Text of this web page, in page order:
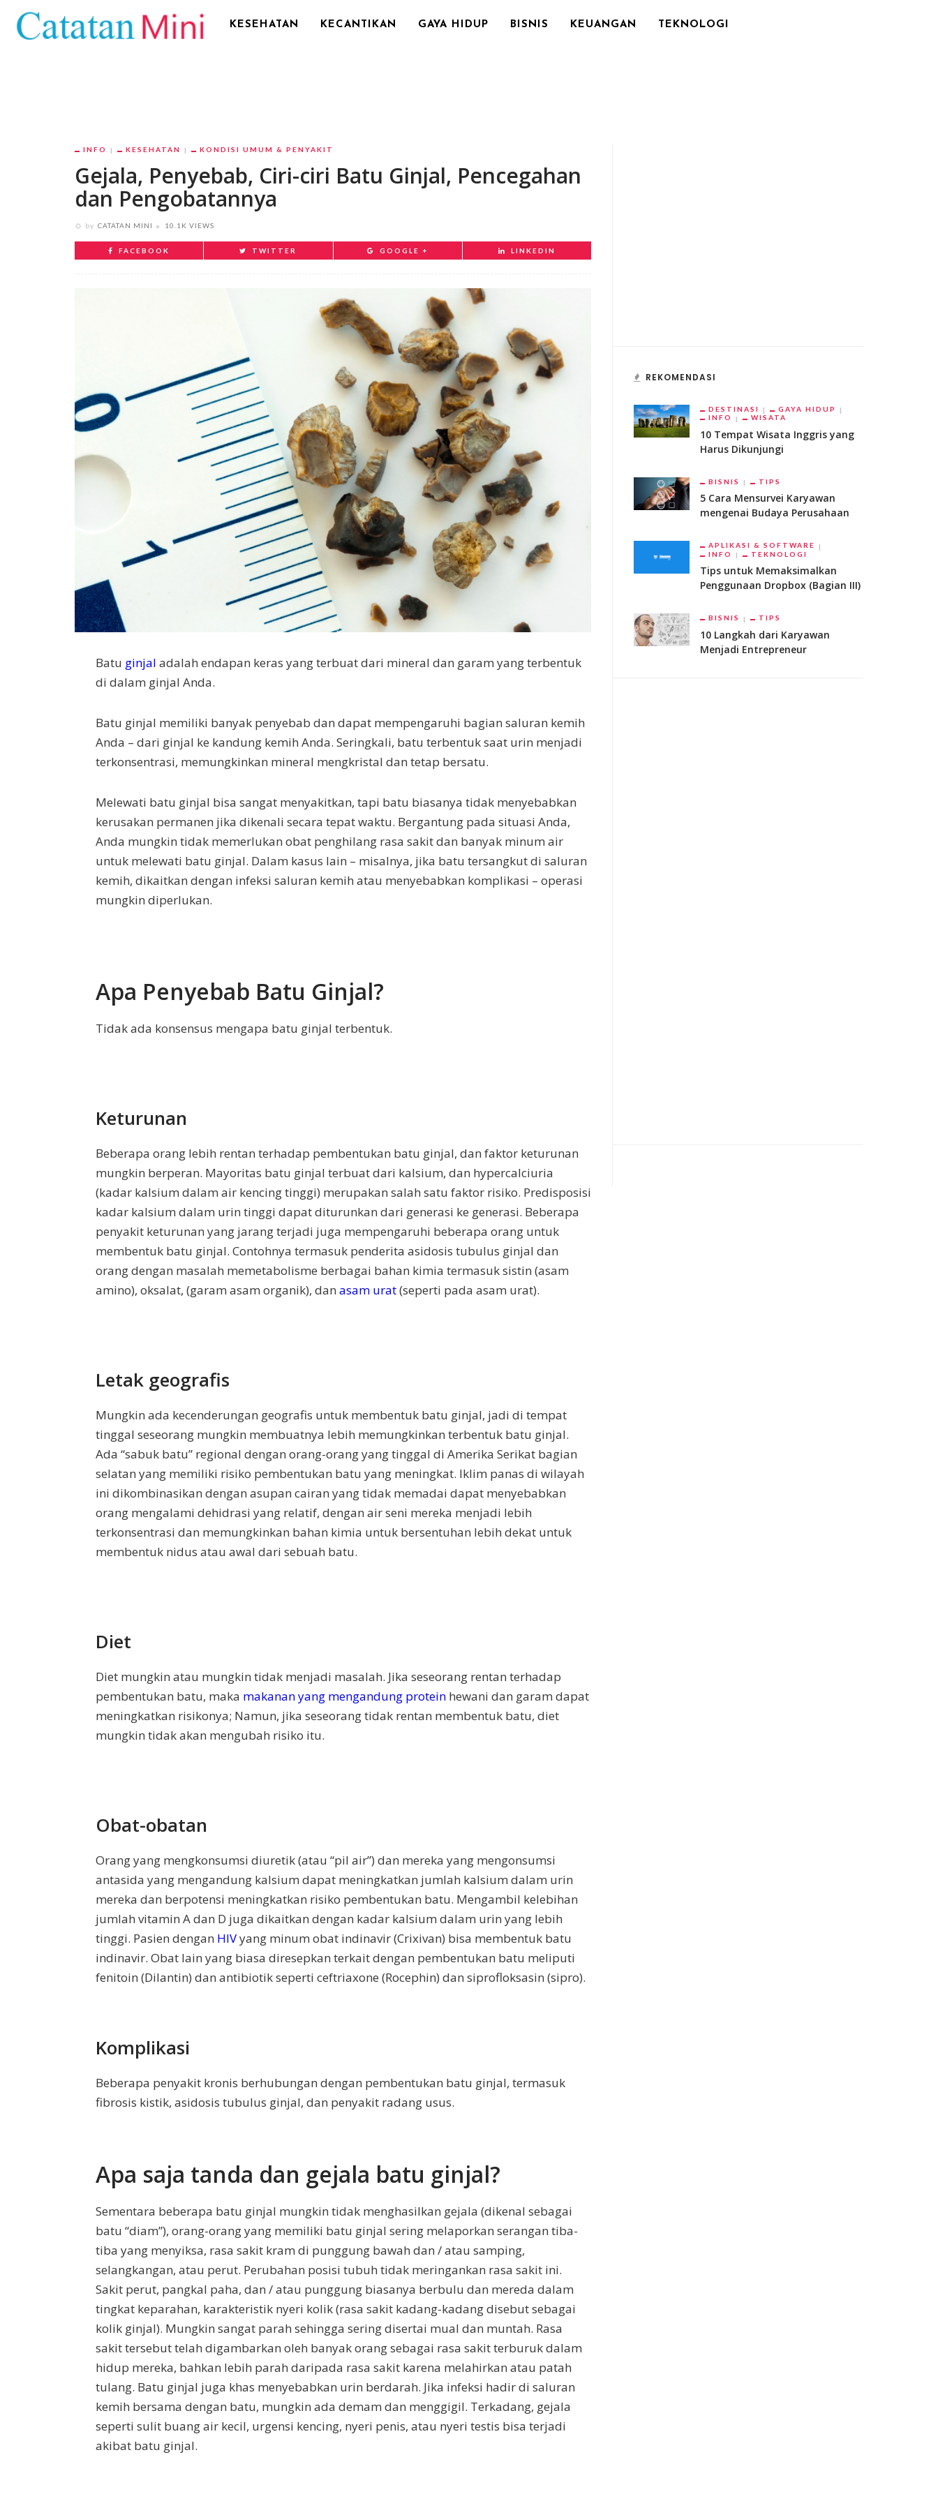
KESEHATAN KECANTIKAN GAYA HIDUP BISNIS KEUANGAN TEKNOLOGI
INFO KESEHATAN KONDISI UMUM & PENYAKIT
Gejala, Penyebab, Ciri-ciri Batu Ginjal, Pencegahan
dan Pengobatannya
by CATATAN MINI 10.1K VIEWS
FACEBOOK TWITTER GOOGLE + LINKEDIN
Batu ginjal adalah endapan keras yang terbuat dari mineral dan garam yang terbentuk
di dalam ginjal Anda.
Batu ginjal memiliki banyak penyebab dan dapat mempengaruhi bagian saluran kemih
Anda – dari ginjal ke kandung kemih Anda. Seringkali, batu terbentuk saat urin menjadi
terkonsentrasi, memungkinkan mineral mengkristal dan tetap bersatu.
Melewati batu ginjal bisa sangat menyakitkan, tapi batu biasanya tidak menyebabkan
kerusakan permanen jika dikenali secara tepat waktu. Bergantung pada situasi Anda,
Anda mungkin tidak memerlukan obat penghilang rasa sakit dan banyak minum air
untuk melewati batu ginjal. Dalam kasus lain – misalnya, jika batu tersangkut di saluran
kemih, dikaitkan dengan infeksi saluran kemih atau menyebabkan komplikasi – operasi
mungkin diperlukan.
Apa Penyebab Batu Ginjal?
Tidak ada konsensus mengapa batu ginjal terbentuk.
Keturunan
Beberapa orang lebih rentan terhadap pembentukan batu ginjal, dan faktor keturunan
mungkin berperan. Mayoritas batu ginjal terbuat dari kalsium, dan hypercalciuria
(kadar kalsium dalam air kencing tinggi) merupakan salah satu faktor risiko. Predisposisi
kadar kalsium dalam urin tinggi dapat diturunkan dari generasi ke generasi. Beberapa
penyakit keturunan yang jarang terjadi juga mempengaruhi beberapa orang untuk
membentuk batu ginjal. Contohnya termasuk penderita asidosis tubulus ginjal dan
orang dengan masalah memetabolisme berbagai bahan kimia termasuk sistin (asam
amino), oksalat, (garam asam organik), dan asam urat(seperti pada asam urat).
Letak geografis
Mungkin ada kecenderungan geografis untuk membentuk batu ginjal, jadi di tempat
tinggal seseorang mungkin membuatnya lebih memungkinkan terbentuk batu ginjal.
Ada “sabuk batu” regional dengan orang-orang yang tinggal di Amerika Serikat bagian
selatan yang memiliki risiko pembentukan batu yang meningkat. Iklim panas di wilayah
ini dikombinasikan dengan asupan cairan yang tidak memadai dapat menyebabkan
orang mengalami dehidrasi yang relatif, dengan air seni mereka menjadi lebih
terkonsentrasi dan memungkinkan bahan kimia untuk bersentuhan lebih dekat untuk
membentuk nidus atau awal dari sebuah batu.
Diet
Diet mungkin atau mungkin tidak menjadi masalah. Jika seseorang rentan terhadap
pembentukan batu, maka makanan yang mengandung protein hewani dan garam dapat
meningkatkan risikonya; Namun, jika seseorang tidak rentan membentuk batu, diet
mungkin tidak akan mengubah risiko itu.
Obat-obatan
Orang yang mengkonsumsi diuretik (atau “pil air”) dan mereka yang mengonsumsi
antasida yang mengandung kalsium dapat meningkatkan jumlah kalsium dalam urin
mereka dan berpotensi meningkatkan risiko pembentukan batu. Mengambil kelebihan
jumlah vitamin A dan D juga dikaitkan dengan kadar kalsium dalam urin yang lebih
tinggi. Pasien dengan HIVyang minum obat indinavir (Crixivan) bisa membentuk batu
indinavir. Obat lain yang biasa diresepkan terkait dengan pembentukan batu meliputi
fenitoin (Dilantin) dan antibiotik seperti ceftriaxone (Rocephin) dan siprofloksasin (sipro).
Komplikasi
Beberapa penyakit kronis berhubungan dengan pembentukan batu ginjal, termasuk
fibrosis kistik, asidosis tubulus ginjal, dan penyakit radang usus.
Apa saja tanda dan gejala batu ginjal?
Sementara beberapa batu ginjal mungkin tidak menghasilkan gejala (dikenal sebagai
batu “diam”), orang-orang yang memiliki batu ginjal sering melaporkan serangan tiba-
tiba yang menyiksa, rasa sakit kram di punggung bawah dan / atau samping,
selangkangan, atau perut. Perubahan posisi tubuh tidak meringankan rasa sakit ini.
Sakit perut, pangkal paha, dan / atau punggung biasanya berbulu dan mereda dalam
tingkat keparahan, karakteristik nyeri kolik (rasa sakit kadang-kadang disebut sebagai
kolik ginjal). Mungkin sangat parah sehingga sering disertai mual dan muntah. Rasa
sakit tersebut telah digambarkan oleh banyak orang sebagai rasa sakit terburuk dalam
hidup mereka, bahkan lebih parah daripada rasa sakit karena melahirkan atau patah
tulang. Batu ginjal juga khas menyebabkan urin berdarah. Jika infeksi hadir di saluran
kemih bersama dengan batu, mungkin ada demam dan menggigil. Terkadang, gejala
seperti sulit buang air kecil, urgensi kencing, nyeri penis, atau nyeri testis bisa terjadi
akibat batu ginjal.
REKOMENDASI
DESTINASI
GAYA HIDUP
INFO
WISATA
10 Tempat Wisata Inggris yang
Harus Dikunjungi
BISNIS TIPS
5 Cara Mensurvei Karyawan
mengenai Budaya Perusahaan
APLIKASI & SOFTWARE
INFO
TEKNOLOGI
Tips untuk Memaksimalkan
Penggunaan Dropbox (Bagian III)
BISNIS TIPS
10 Langkah dari Karyawan
Menjadi Entrepreneur